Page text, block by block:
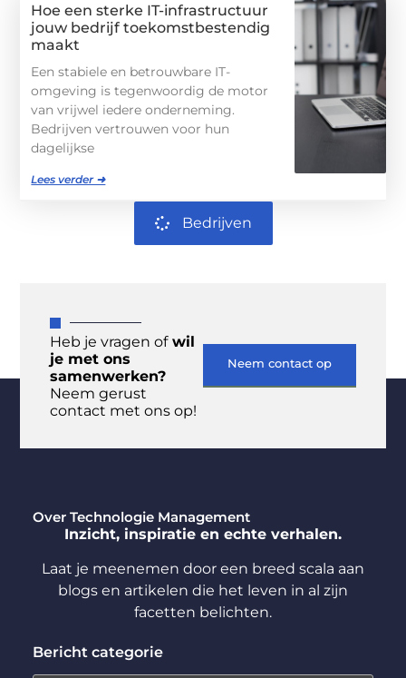
Hoe een sterke IT-infrastructuur
jouw bedrijf toekomstbestendig
maakt
Een stabiele en betrouwbare IT-
omgeving is tegenwoordig de motor
van vrijwel iedere onderneming.
Bedrijven vertrouwen voor hun
dagelijkse
Lees verder ➜
Bedrijven
Heb je vragen ofwil
je met ons
samenwerken?
Neem gerust
contact met ons op!
Neem contact op
Over Technologie Management
Inzicht, inspiratie en echte verhalen.
Laat je meenemen door een breed scala aan
blogs en artikelen die het leven in al zijn
facetten belichten.
Bericht categorie